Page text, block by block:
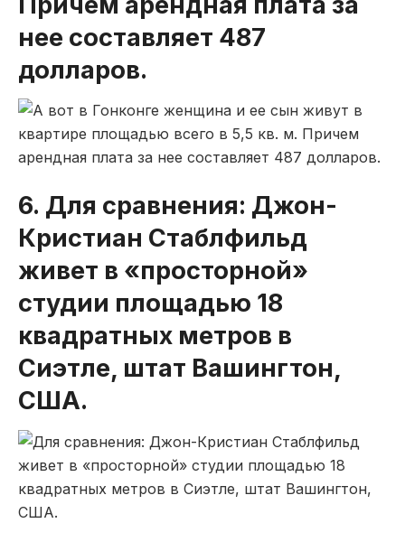
нее составляет 487
долларов.
6. Для сравнения: Джон-
Кристиан Стаблфильд
живет в «просторной»
студии площадью 18
квадратных метров в
Сиэтле, штат Вашингтон,
США.